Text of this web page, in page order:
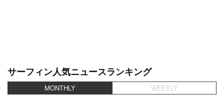
サーフィン人気ニュースランキング
MONTHLY WEEKLY